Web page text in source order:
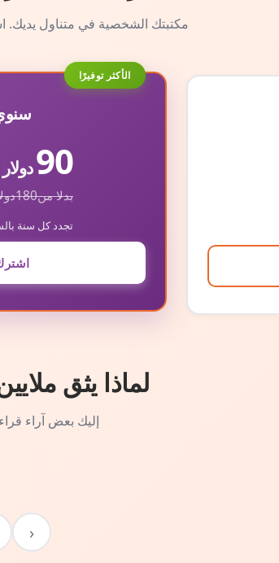
مكتبتك الشخصية في متناول يديك.
الأكثر توفيرًا
90
بدلا من180
تجدد كل سنة
لماذا يثق
إليك بعض آراء
‹